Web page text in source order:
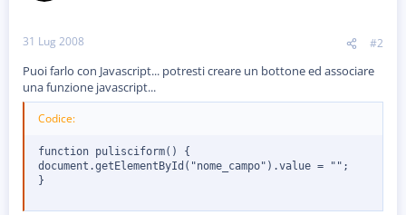
31 Lug 2008 #2
Puoi farlo con Javascript... potresti creare un bottone ed associare
una funzione javascript...
Codice:
function pulisciform() {
document.getElementById("nome_campo").value = "";
}